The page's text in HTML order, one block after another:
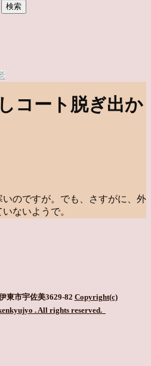
コート脱ぎ出か
のですが。でも、さすがに、外
ないようで。
東市宇佐美3629-82 Copyright(c)
. All rights reserved.